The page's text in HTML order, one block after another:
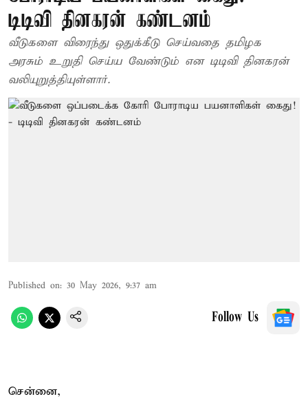
டிடிவி தினகரன் கண்டனம்
வீடுகளை விரைந்து ஒதுக்கீடு செய்வதை தமிழக
அரசும் உறுதி செய்ய வேண்டும் என டிடிவி தினகரன்
வலியுறுத்தியுள்ளார்.
Published on: 30 May 2026, 9:37 am
Follow Us
சென்னை,